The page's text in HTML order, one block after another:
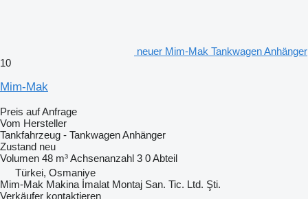
neuer Mim-Mak Tankwagen Anhänger
10
Mim-Mak
Preis auf Anfrage
Vom Hersteller
Tankfahrzeug - Tankwagen Anhänger
Zustand neu
Volumen 48 m³Achsenanzahl 3 0 Abteil
Türkei, Osmaniye
Mim-Mak Makina İmalat Montaj San. Tic. Ltd. Şti.
Verkäufer kontaktieren